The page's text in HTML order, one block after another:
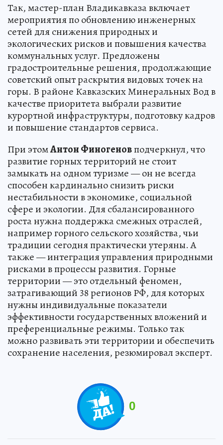
Так, мастер-план Владикавказа включает
мероприятия по обновлению инженерных
сетей для снижения природных и
экологических рисков и повышения качества
коммунальных услуг. Предложены
градостроительные решения, продолжающие
советский опыт раскрытия видовых точек на
горы. В районе Кавказских Минеральных Вод в
качестве приоритета выбрали развитие
курортной инфраструктуры, подготовку кадров
и повышение стандартов сервиса.
При этомАнтон Финогеновподчеркнул, что
развитие горных территорий не стоит
замыкать на одном туризме — он не всегда
способен кардинально снизить риски
нестабильности в экономике, социальной
сфере и экологии. Для сбалансированного
роста нужна поддержка смежных отраслей,
например горного сельского хозяйства, чьи
традиции сегодня практически утеряны. А
также — интеграция управления природными
рисками в процессы развития. Горные
территории — это отдельный феномен,
затрагивающий 38 регионов РФ, для которых
нужны индивидуальные показатели
эффективности государственных вложений и
преференциальные режимы. Только так
можно развивать эти территории и обеспечить
сохранение населения, резюмировал эксперт.
0